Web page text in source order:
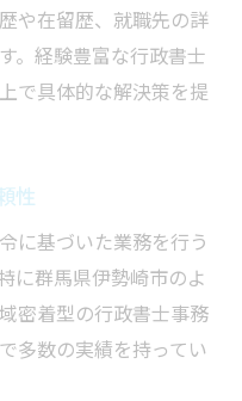
や在留歴、就職先の詳
。経験豊富な行政書士
で具体的な解決策を提
性
に基づいた業務を行う
に群馬県伊勢崎市のよ
密着型の行政書士事務
多数の実績を持ってい